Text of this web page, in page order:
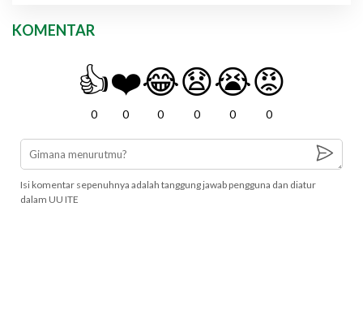
KOMENTAR
👍
0
❤️
0
😂
0
😧
0
😭
0
😡
0
Isi komentar sepenuhnya adalah tanggung jawab pengguna dan diatur
dalam UU ITE